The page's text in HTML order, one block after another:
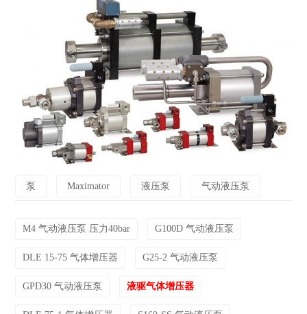
泵 Maximator 液压泵 气动液压泵
M4 气动液压泵 压力40bar G100D 气动液压泵
DLE 15-75 气体增压器 G25-2 气动液压泵
GPD30 气动液压泵 液驱气体增压器